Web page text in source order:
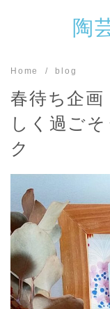
陶
Home blog
春待ち企画
しく過ご
ク